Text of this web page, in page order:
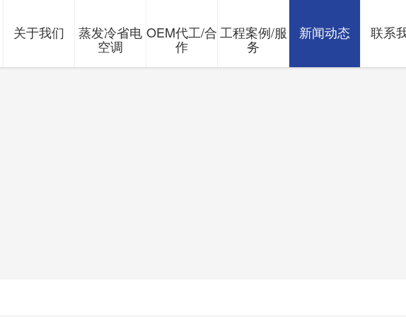
关于我们 蒸发冷省电
空调
OEM代工/合
作
工程案例/服
务
新闻动态 联系